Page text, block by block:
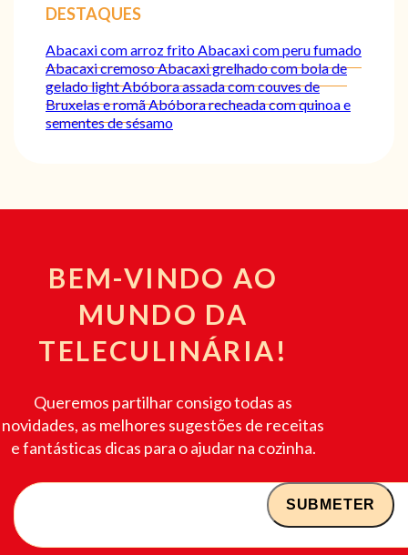
DESTAQUES
Abacaxi com arroz frito Abacaxi com peru fumado
Abacaxi cremosoAbacaxi grelhado com bola de
gelado lightAbóbora assada com couves de
Bruxelas e romãAbóbora recheada com quinoa e
sementes de sésamo
BEM-VINDO AO
MUNDO DA
TELECULINÁRIA!
Queremos partilhar consigo todas as
novidades, as melhores sugestões de receitas
e fantásticas dicas para o ajudar na cozinha.